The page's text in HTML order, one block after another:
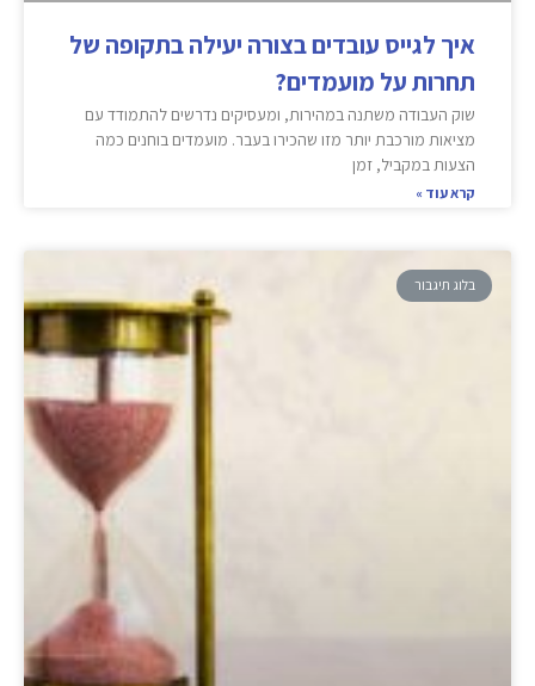
איך לגייס עובדים בצורה יעילה בתקופה של
תחרות על מועמדים?
שוק העבודה משתנה במהירות, ומעסיקים נדרשים להתמודד עם
מציאות מורכבת יותר מזו שהכירו בעבר. מועמדים בוחנים כמה
הצעות במקביל, זמן
קרא עוד »
בלוג תיגבור